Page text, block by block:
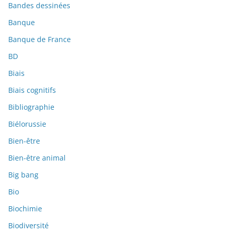
Bandes dessinées
Banque
Banque de France
BD
Biais
Biais cognitifs
Bibliographie
Biélorussie
Bien-être
Bien-être animal
Big bang
Bio
Biochimie
Biodiversité